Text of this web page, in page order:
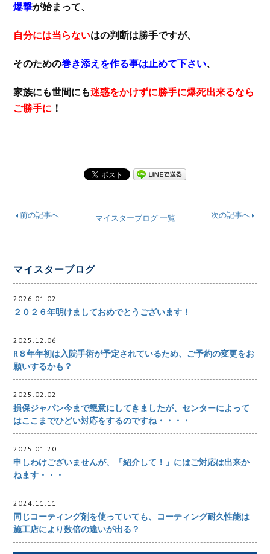
爆撃が始まって、
自分には当らないはの判断は勝手ですが、
そのための巻き添えを作る事は止めて下さい、
家族にも世間にも迷惑をかけずに勝手に爆死出来るなら
ご勝手に ！
前の記事へ 次の記事へ
マイスターブログ 一覧
マイスターブログ
2026.01.02
２０２６年明けましておめでとうございます！
2025.12.06
R８年年初は入院手術が予定されているため、ご予約の変更をお
願いするかも？
2025.02.02
損保ジャパン今まで懇意にしてきましたが、センターによって
はここまでひどい対応をするのですね・・・・
2025.01.20
申しわけございませんが、「紹介して！」にはご対応は出来か
ねます・・・
2024.11.11
同じコーティング剤を使っていても、コーティング耐久性能は
施工店により数倍の違いが出る？